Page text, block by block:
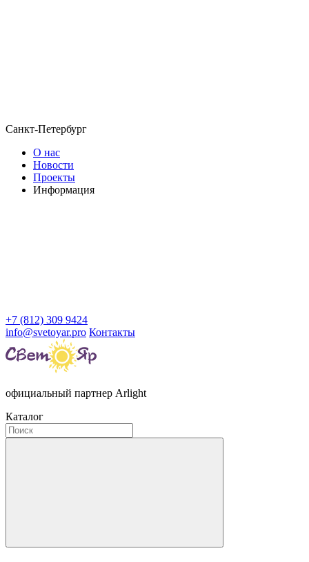
Санкт-Петербург
О нас
Новости
Проекты
Информация
+7 (812) 309 9424
info@svetoyar.pro Контакты
официальный партнер Arlight
Каталог